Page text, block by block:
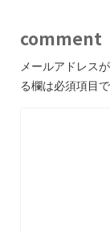
comment
メールアドレス
る欄は必須項目